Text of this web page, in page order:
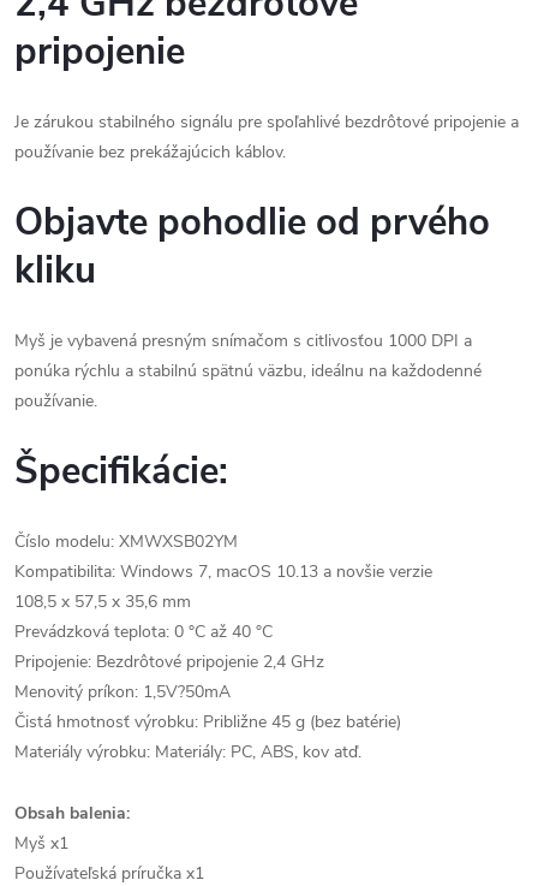
pripojenie
Je zárukou stabilného signálu pre spoľahlivé bezdrôtové pripojenie a
používanie bez prekážajúcich káblov.
Objavte pohodlie od prvého
kliku
Myš je vybavená presným snímačom s citlivosťou 1000 DPI a
ponúka rýchlu a stabilnú spätnú väzbu, ideálnu na každodenné
používanie.
Špecifikácie:
Číslo modelu: XMWXSB02YM
Kompatibilita: Windows 7, macOS 10.13 a novšie verzie
108,5 x 57,5 x 35,6 mm
Prevádzková teplota: 0 °C až 40 °C
Pripojenie: Bezdrôtové pripojenie 2,4 GHz
Menovitý príkon: 1,5V?50mA
Čistá hmotnosť výrobku: Približne 45 g (bez batérie)
Materiály výrobku: Materiály: PC, ABS, kov atď.
Obsah balenia:
Myš x1
Používateľská príručka x1